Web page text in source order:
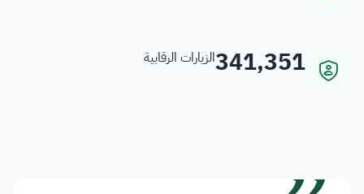
341,351الزيارات الرقابية